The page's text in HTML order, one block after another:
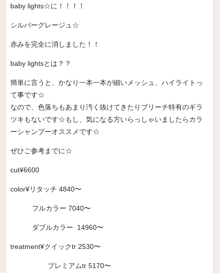
baby lights☆に！！！！
シルバーグレージュ☆
赤みを完全に消しました！！
baby lightsとは？？
簡単に言うと、かなり一本一本が細いメッシュ、ハイライトっ
て事です☆
なので、色落ちもあまり汚く抜けてきたりブリーチ特有のギラ
ツキもないです☆もし、気になる方いらっしゃいましたらカラ
ーシャンプーオススメです☆
ぜひご参考までに☆
cut¥6600
color¥リタッチ 4840〜
フルカラー 7040〜
ダブルカラー 14960〜
treatment¥クイックtr 2530〜
プレミアムtr 5170〜